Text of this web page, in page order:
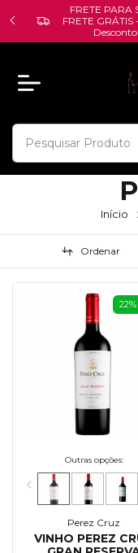
FRETE PARA
FRETE
Início
Ordenar
22%
Outras opções:
Perez Cruz
VINHO PEREZ